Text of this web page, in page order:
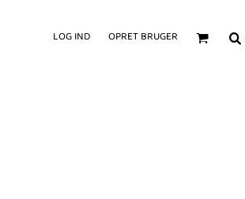
LOG IND OPRET BRUGER